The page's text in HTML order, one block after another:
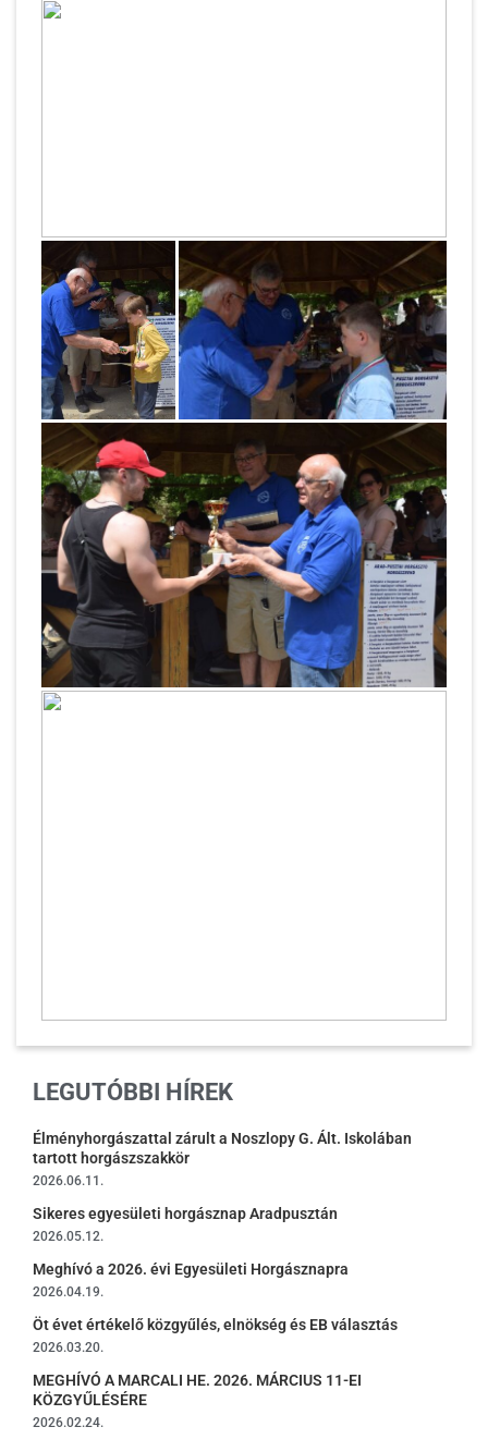
LEGUTÓBBI HÍREK
Élményhorgászattal zárult a Noszlopy G. Ált. Iskolában
tartott horgászszakkör
2026.06.11.
Sikeres egyesületi horgásznap Aradpusztán
2026.05.12.
Meghívó a 2026. évi Egyesületi Horgásznapra
2026.04.19.
Öt évet értékelő közgyűlés, elnökség és EB választás
2026.03.20.
MEGHÍVÓ A MARCALI HE. 2026. MÁRCIUS 11-EI
KÖZGYŰLÉSÉRE
2026.02.24.